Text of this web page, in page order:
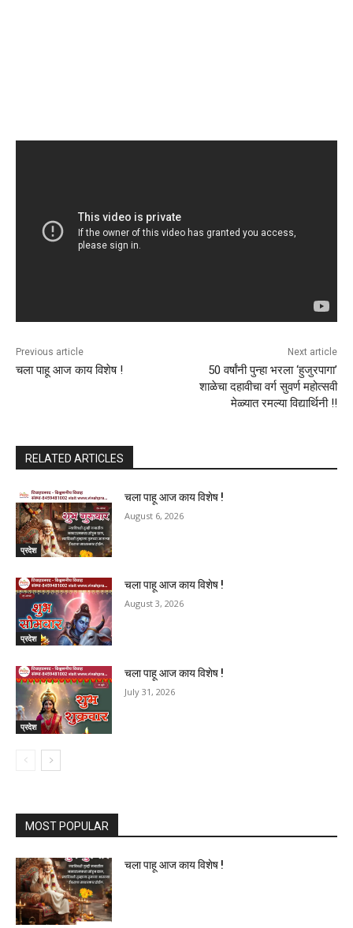
Previous article
चला पाहू आज काय विशेष !
Next article
50 वर्षांनी पुन्हा भरला ‌‘हुजुरपागा‌’
शाळेचा दहावीचा वर्ग सुवर्ण महोत्सवी
मेळ्यात रमल्या विद्यार्थिनी !!
RELATED ARTICLES
प्रदेश
चला पाहू आज काय विशेष !
August 6, 2026
प्रदेश
चला पाहू आज काय विशेष !
August 3, 2026
प्रदेश
चला पाहू आज काय विशेष !
July 31, 2026
MOST POPULAR
चला पाहू आज काय विशेष !